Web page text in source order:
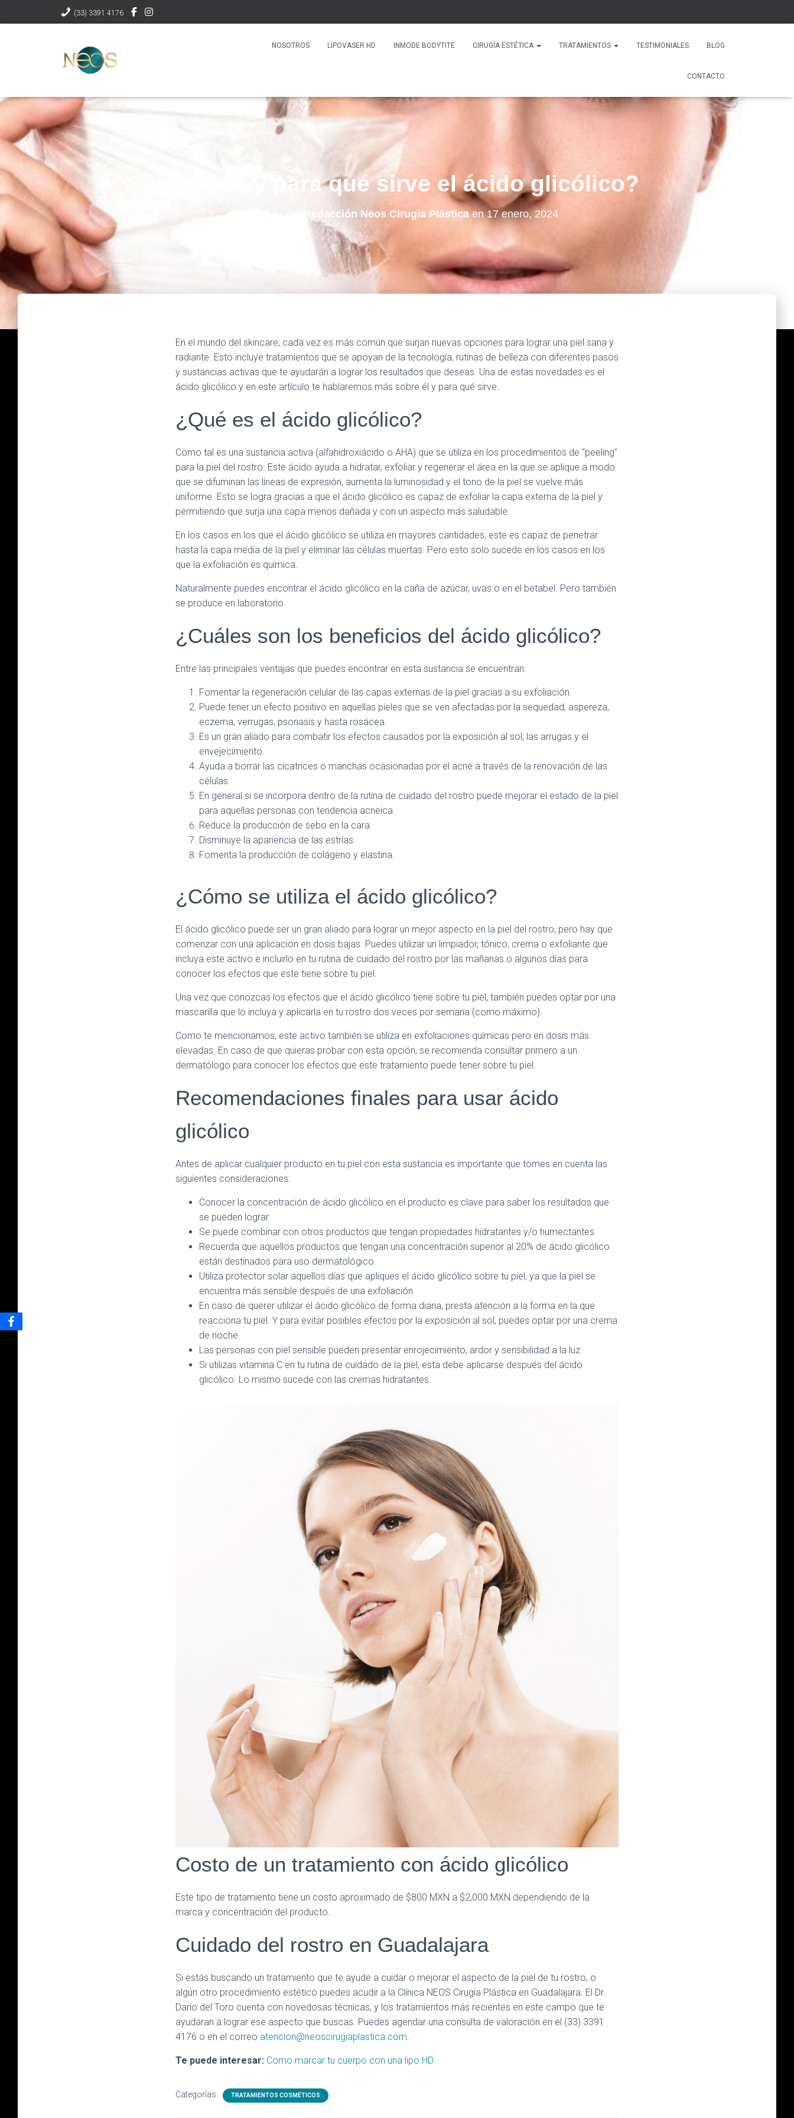
(33) 3391 4176
NOSOTROS LIPOVASER HD INMODE BODYTITE CIRUGÍA ESTÉTICA TRATAMIENTOS TESTIMONIALES BLOG
CONTACTO
¿Qué es y para qué sirve el ácido glicólico?
Redacción Neos Cirugía Plásticaen17 enero, 2024
En el mundo del skincare, cada vez es más común que surjan nuevas opciones para lograr una piel sana y
radiante. Esto incluye tratamientos que se apoyan de la tecnología, rutinas de belleza con diferentes pasos
y sustancias activas que te ayudarán a lograr los resultados que deseas. Una de estas novedades es el
ácido glicólico y en este artículo te hablaremos más sobre él y para qué sirve.
¿Qué es el ácido glicólico?
Como tal es una sustancia activa (alfahidroxiácido o AHA) que se utiliza en los procedimientos de “peeling”
para la piel del rostro. Este ácido ayuda a hidratar, exfoliar y regenerar el área en la que se aplique a modo
que se difuminan las líneas de expresión, aumenta la luminosidad y el tono de la piel se vuelve más
uniforme. Esto se logra gracias a que el ácido glicólico es capaz de exfoliar la capa externa de la piel y
permitiendo que surja una capa menos dañada y con un aspecto más saludable.
En los casos en los que el ácido glicólico se utiliza en mayores cantidades, este es capaz de penetrar
hasta la capa media de la piel y eliminar las células muertas. Pero esto solo sucede en los casos en los
que la exfoliación es química.
Naturalmente puedes encontrar el ácido glicólico en la caña de azúcar, uvas o en el betabel. Pero también
se produce en laboratorio.
¿Cuáles son los beneficios del ácido glicólico?
Entre las principales ventajas que puedes encontrar en esta sustancia se encuentran:
Fomentar la regeneración celular de las capas externas de la piel gracias a su exfoliación.
Puede tener un efecto positivo en aquellas pieles que se ven afectadas por la sequedad, aspereza,
eczema, verrugas, psoriasis y hasta rosácea.
Es un gran aliado para combatir los efectos causados por la exposición al sol, las arrugas y el
envejecimiento.
Ayuda a borrar las cicatrices o manchas ocasionadas por el acné a través de la renovación de las
células.
En general si se incorpora dentro de la rutina de cuidado del rostro puede mejorar el estado de la piel
para aquellas personas con tendencia acneica.
Reduce la producción de sebo en la cara.
Disminuye la apariencia de las estrías.
Fomenta la producción de colágeno y elastina.
¿Cómo se utiliza el ácido glicólico?
El ácido glicólico puede ser un gran aliado para lograr un mejor aspecto en la piel del rostro, pero hay que
comenzar con una aplicación en dosis bajas. Puedes utilizar un limpiador, tónico, crema o exfoliante que
incluya este activo e incluirlo en tu rutina de cuidado del rostro por las mañanas o algunos días para
conocer los efectos que este tiene sobre tu piel.
Una vez que conozcas los efectos que el ácido glicólico tiene sobre tu piel, también puedes optar por una
mascarilla que lo incluya y aplicarla en tu rostro dos veces por semana (como máximo).
Como te mencionamos, este activo también se utiliza en exfoliaciones químicas pero en dosis más
elevadas. En caso de que quieras probar con esta opción, se recomienda consultar primero a un
dermatólogo para conocer los efectos que este tratamiento puede tener sobre tu piel.
Recomendaciones finales para usar ácido
glicólico
Antes de aplicar cualquier producto en tu piel con esta sustancia es importante que tomes en cuenta las
siguientes consideraciones:
Conocer la concentración de ácido glicólico en el producto es clave para saber los resultados que
se pueden lograr.
Se puede combinar con otros productos que tengan propiedades hidratantes y/o humectantes.
Recuerda que aquellos productos que tengan una concentración superior al 20% de ácido glicólico
están destinados para uso dermatológico.
Utiliza protector solar aquellos días que apliques el ácido glicólico sobre tu piel, ya que la piel se
encuentra más sensible después de una exfoliación.
En caso de querer utilizar el ácido glicólico de forma diaria, presta atención a la forma en la que
reacciona tu piel. Y para evitar posibles efectos por la exposición al sol, puedes optar por una crema
de noche.
Las personas con piel sensible pueden presentar enrojecimiento, ardor y sensibilidad a la luz.
Si utilizas vitamina C en tu rutina de cuidado de la piel, esta debe aplicarse después del ácido
glicólico. Lo mismo sucede con las cremas hidratantes.
Costo de un tratamiento con ácido glicólico
Este tipo de tratamiento tiene un costo aproximado de $800 MXN a $2,000 MXN dependiendo de la
marca y concentración del producto.
Cuidado del rostro en Guadalajara
Si estás buscando un tratamiento que te ayude a cuidar o mejorar el aspecto de la piel de tu rostro, o
algún otro procedimiento estético puedes acudir a la Clínica NEOS Cirugía Plástica en Guadalajara. El Dr.
Darío del Toro cuenta con novedosas técnicas, y los tratamientos más recientes en este campo que te
ayudaran a lograr ese aspecto que buscas. Puedes agendar una consulta de valoración en el (33) 3391
4176 o en el correo atencion@neoscirugiaplastica.com.
Te puede interesar: Como marcar tu cuerpo con una lipo HD.
Categorías: TRATAMIENTOS COSMÉTICOS